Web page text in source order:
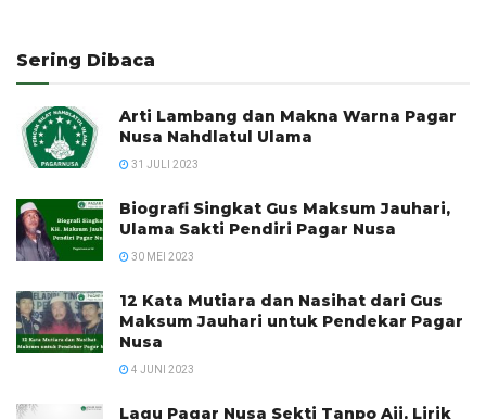
Sering Dibaca
Arti Lambang dan Makna Warna Pagar
Nusa Nahdlatul Ulama
31 JULI 2023
Biografi Singkat Gus Maksum Jauhari,
Ulama Sakti Pendiri Pagar Nusa
30 MEI 2023
12 Kata Mutiara dan Nasihat dari Gus
Maksum Jauhari untuk Pendekar Pagar
Nusa
4 JUNI 2023
Lagu Pagar Nusa Sekti Tanpo Aji, Lirik